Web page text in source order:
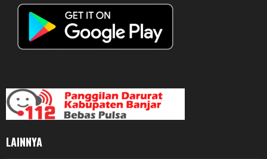
LAINNYA